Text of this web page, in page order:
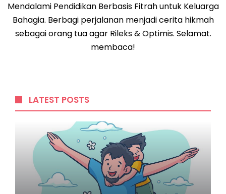
Mendalami Pendidikan Berbasis Fitrah untuk Keluarga
Bahagia. Berbagi perjalanan menjadi cerita hikmah
sebagai orang tua agar Rileks & Optimis. Selamat.
membaca!
LATEST POSTS